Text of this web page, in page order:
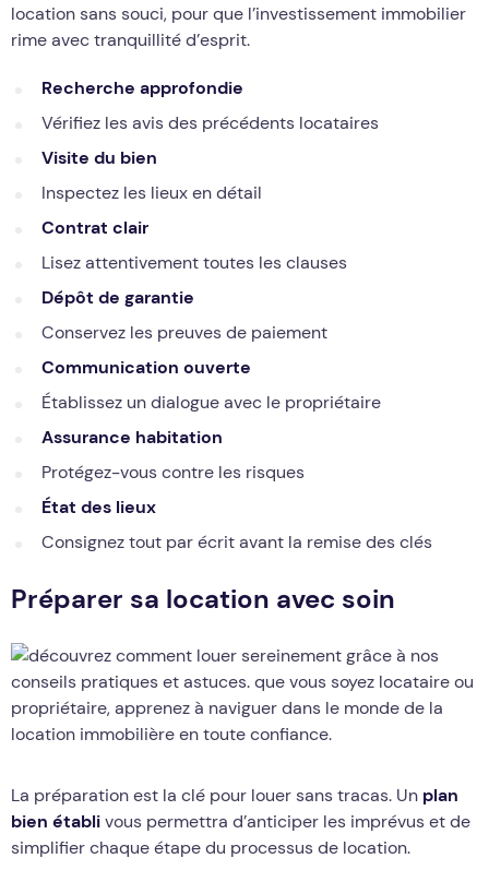
location sans souci, pour que l’investissement immobilier
rime avec tranquillité d’esprit.
Recherche approfondie
Vérifiez les avis des précédents locataires
Visite du bien
Inspectez les lieux en détail
Contrat clair
Lisez attentivement toutes les clauses
Dépôt de garantie
Conservez les preuves de paiement
Communication ouverte
Établissez un dialogue avec le propriétaire
Assurance habitation
Protégez-vous contre les risques
État des lieux
Consignez tout par écrit avant la remise des clés
Préparer sa location avec soin
La préparation est la clé pour louer sans tracas. Un plan
bien établivous permettra d’anticiper les imprévus et de
simplifier chaque étape du processus de location.